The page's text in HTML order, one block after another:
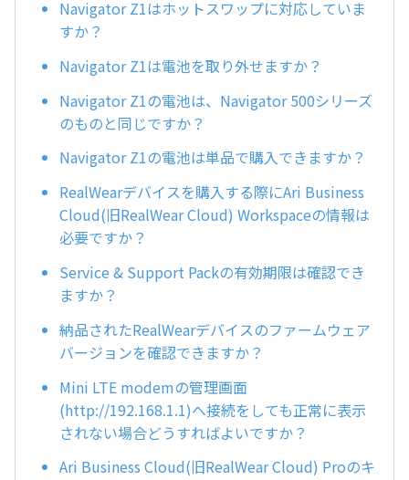
Navigator Z1はホットスワップに対応していま
すか？
Navigator Z1は電池を取り外せますか？
Navigator Z1の電池は、Navigator 500シリーズ
のものと同じですか？
Navigator Z1の電池は単品で購入できますか？
RealWearデバイスを購入する際にAri Business
Cloud(旧RealWear Cloud) Workspaceの情報は
必要ですか？
Service & Support Packの有効期限は確認でき
ますか？
納品されたRealWearデバイスのファームウェア
バージョンを確認できますか？
Mini LTE modemの管理画面
(http://192.168.1.1)へ接続をしても正常に表示
されない場合どうすればよいですか？
Ari Business Cloud(旧RealWear Cloud) Proのキ